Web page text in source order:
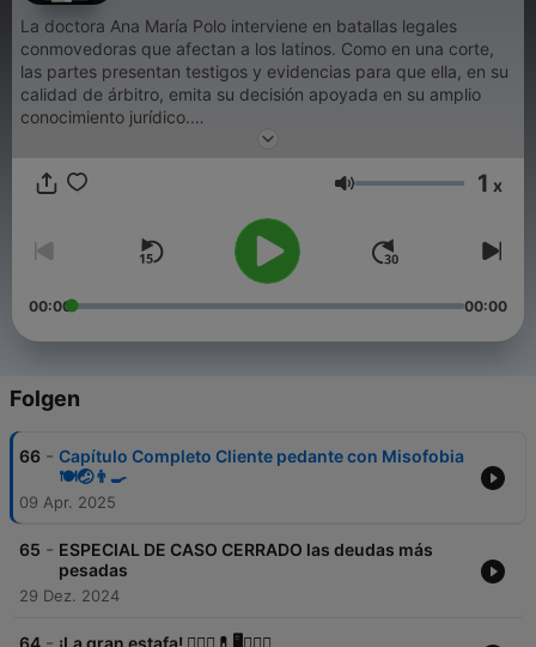
La doctora Ana María Polo interviene en batallas legales
conmovedoras que afectan a los latinos. Como en una corte,
las partes presentan testigos y evidencias para que ella, en su
calidad de árbitro, emita su decisión apoyada en su amplio
conocimiento jurídico.
Lautstärke 1 x
00:00 00:00
Folgen
66 - Capítulo Completo Cliente pedante con Misofobia
🍽️🤕👨‍🍳
09 Apr. 2025
65 - ESPECIAL DE CASO CERRADO las deudas más
pesadas
29 Dez. 2024